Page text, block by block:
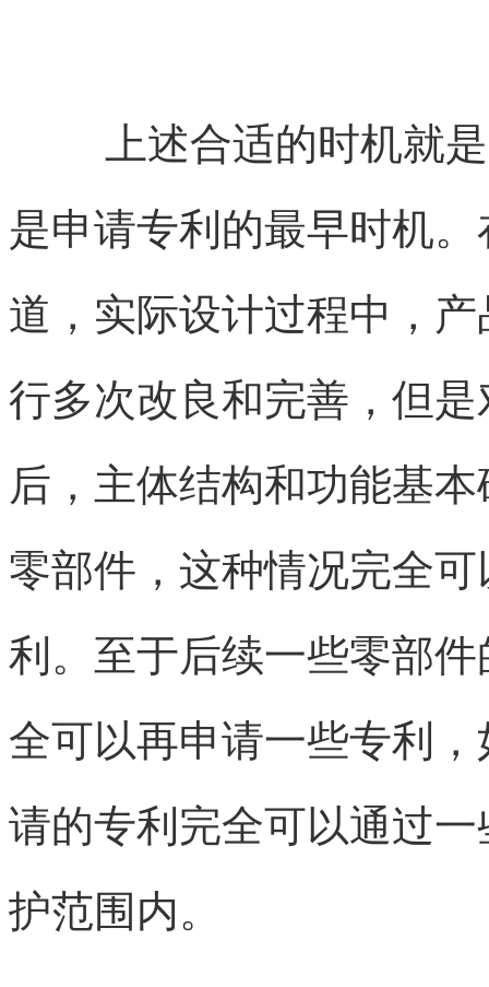
上述合适的时机就
是申请专利的最早时机
道，实际设计过程中，
行多次改良和完善，但
后，主体结构和功能基
零部件，这种情况完全
利。至于后续一些零部
全可以再申请一些专利
请的专利完全可以通过
护范围内。